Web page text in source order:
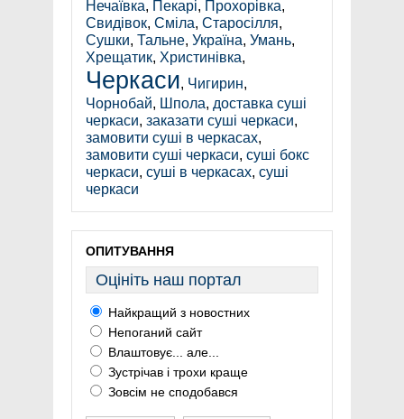
Нечаївка, Пекарі, Прохорівка,
Свидівок, Сміла, Старосілля,
Сушки, Тальне, Україна, Умань,
Хрещатик, Христинівка,
Черкаси, Чигирин,
Чорнобай, Шпола, доставка суші
черкаси, заказати суші черкаси,
замовити суші в черкасах,
замовити суші черкаси, суші бокс
черкаси, суші в черкасах, суші
черкаси
ОПИТУВАННЯ
Оцініть наш портал
Найкращий з новостних
Непоганий сайт
Влаштовує... але...
Зустрічав і трохи краще
Зовсім не сподобався